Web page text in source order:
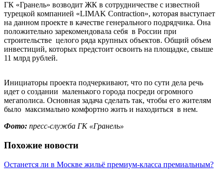
ГК «Гранель» возводит ЖК в сотрудничестве с известной
турецкой компанией «LIMAK Contraction», которая выступает
на данном проекте в качестве генерального подрядчика. Она
положительно зарекомендовала себя в России при
строительстве целого ряда крупных объектов. Общий объем
инвестиций, которых предстоит освоить на площадке, свыше
11 млрд рублей.
Инициаторы проекта подчеркивают, что по сути дела речь
идет о создании маленького города посреди огромного
мегаполиса. Основная задача сделать так, чтобы его жителям
было максимально комфортно жить и находиться в нем.
Фото: пресс-служба ГК «Гранель»
Похожие новости
Останется ли в Москве жильё премиум-класса премиальным?